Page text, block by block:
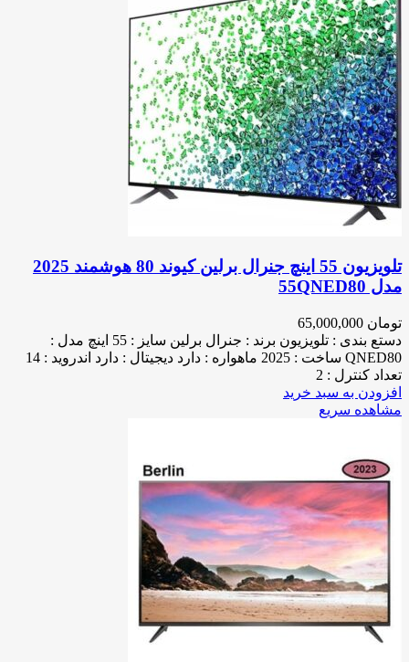
تلویزیون 55 اینچ جنرال برلین کیوند 80 هوشمند 2025
مدل 55QNED80
تومان
دستع بندی : تلویزیون برند : جنرال برلین سایز : 55 اینچ مدل :
QNED80 ساخت : 2025 ماهواره : دارد دیجیتال : دارد اندروید : 14
تعداد کنترل : 2
افزودن به سبد خرید
مشاهده سریع